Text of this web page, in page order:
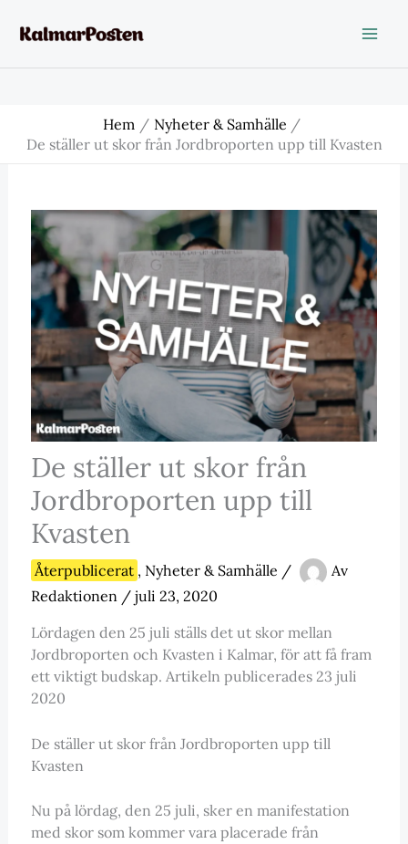
Hem
Nyheter & Samhälle
De ställer ut skor från Jordbroporten upp till Kvasten
De ställer ut skor från
Jordbroporten upp till
Kvasten
Återpublicerat , Nyheter & Samhälle /
Av
Redaktionen / juli 23, 2020
Lördagen den 25 juli ställs det ut skor mellan
Jordbroporten och Kvasten i Kalmar, för att få fram
ett viktigt budskap. Artikeln publicerades 23 juli
2020
De ställer ut skor från Jordbroporten upp till
Kvasten
Nu på lördag, den 25 juli, sker en manifestation
med skor som kommer vara placerade från